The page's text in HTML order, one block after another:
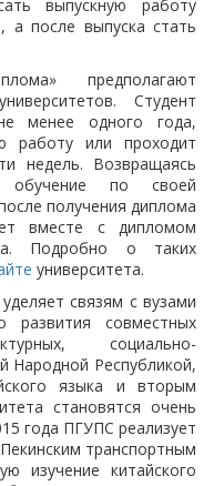
выпускную работу
а после выпуска стать
предполагают
Студент
менее одного года,
работу или проходит
недель. Возвращаясь
по своей
получения диплома
вместе с дипломом
Подробно о таких
университета.
связям с вузами
развития совместных
социально-
Народной Республикой,
языка и вторым
становятся очень
года ПГУПС реализует
транспортным
изучение китайского